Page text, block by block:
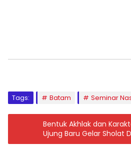
Tags: Batam Seminar
Bentuk Akhlak dan
Ujung Baru Gelar Sholat